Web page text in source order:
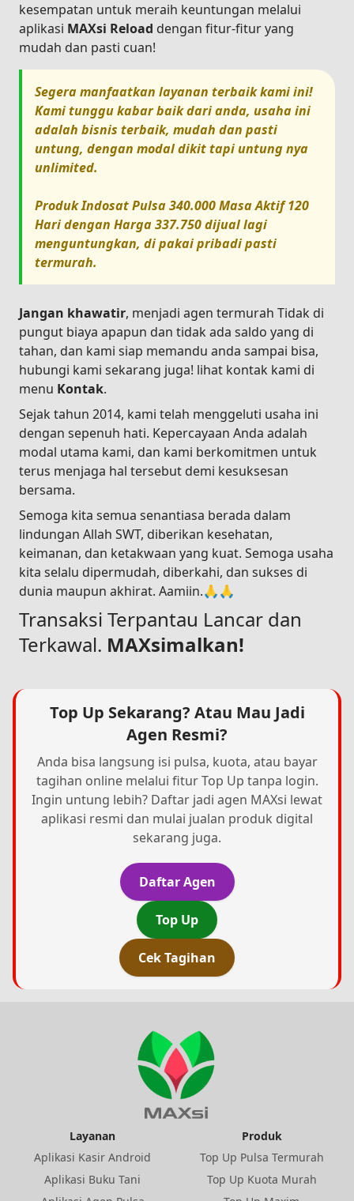
kesempatan untuk meraih keuntungan melalui
aplikasi MAXsi Reload dengan fitur-fitur yang
mudah dan pasti cuan!
Segera manfaatkan layanan terbaik kami ini!
Kami tunggu kabar baik dari anda, usaha ini
adalah bisnis terbaik, mudah dan pasti
untung, dengan modal dikit tapi untung nya
unlimited.
ProdukIndosat Pulsa 340.000 Masa Aktif 120
Haridengan Harga337.750dijual lagi
menguntungkan, di pakai pribadi pasti
termurah.
Jangan khawatir, menjadi agen termurah Tidak di
pungut biaya apapun dan tidak ada saldo yang di
tahan, dan kami siap memandu anda sampai bisa,
hubungi kami sekarang juga! lihat kontak kami di
menu Kontak.
Sejak tahun 2014, kami telah menggeluti usaha ini
dengan sepenuh hati. Kepercayaan Anda adalah
modal utama kami, dan kami berkomitmen untuk
terus menjaga hal tersebut demi kesuksesan
bersama.
Semoga kita semua senantiasa berada dalam
lindungan Allah SWT, diberikan kesehatan,
keimanan, dan ketakwaan yang kuat. Semoga usaha
kita selalu dipermudah, diberkahi, dan sukses di
dunia maupun akhirat. Aamiin.🙏🙏
Transaksi Terpantau Lancar dan
Terkawal. MAXsimalkan!
Top Up Sekarang? Atau Mau Jadi
Agen Resmi?
Anda bisa langsung isi pulsa, kuota, atau bayar
tagihan online melalui fitur Top Up tanpa login.
Ingin untung lebih? Daftar jadi agen MAXsi lewat
aplikasi resmi dan mulai jualan produk digital
sekarang juga.
Daftar Agen
Top Up
Cek Tagihan
Layanan
Aplikasi Kasir Android
Aplikasi Buku Tani
Produk
Top Up Pulsa Termurah
Top Up Kuota Murah